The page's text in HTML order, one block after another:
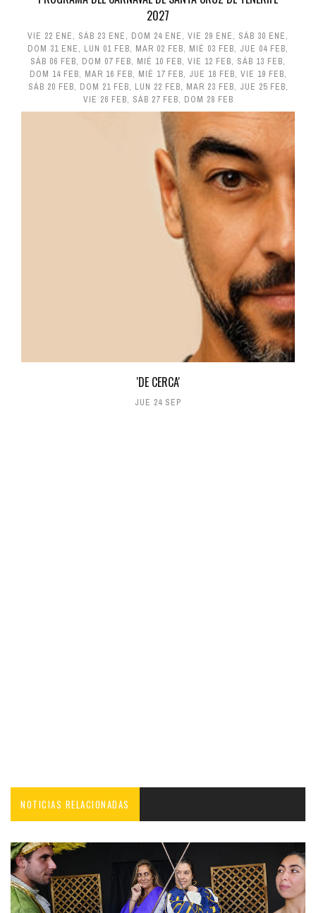
2027
VIE 22 ENE, SÁB 23 ENE, DOM 24 ENE, VIE 29 ENE, SÁB 30 ENE,
DOM 31 ENE, LUN 01 FEB, MAR 02 FEB, MIÉ 03 FEB, JUE 04 FEB,
SÁB 06 FEB, DOM 07 FEB, MIÉ 10 FEB, VIE 12 FEB, SÁB 13 FEB,
DOM 14 FEB, MAR 16 FEB, MIÉ 17 FEB, JUE 18 FEB, VIE 19 FEB,
SÁB 20 FEB, DOM 21 FEB, LUN 22 FEB, MAR 23 FEB, JUE 25 FEB,
VIE 26 FEB, SÁB 27 FEB, DOM 28 FEB
'DE CERCA'
JUE 24 SEP
NOTICIAS RELACIONADAS